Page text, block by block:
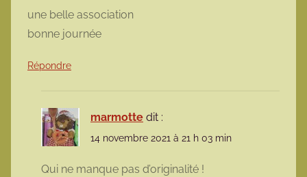
une belle association
bonne journée
Répondre
marmotte dit :
14 novembre 2021 à 21 h 03 min
Qui ne manque pas d’originalité !